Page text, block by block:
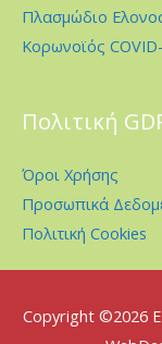
Πλασμώδιο
Κορωνοϊός
Πολιτική
Όροι Χρήσης
Προσωπικά
Πολιτική Cookies
Copyright ©2026